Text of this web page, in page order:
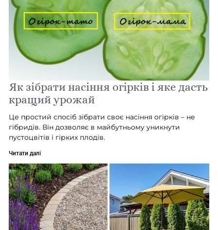
Як зібрати насіння огірків і яке дасть
кращий урожай
Це простий спосіб зібрати своє насіння огірків – не
гібридів. Він дозволяє в майбутньому уникнути
пустоцвітів і гірких плодів.
Читати далі